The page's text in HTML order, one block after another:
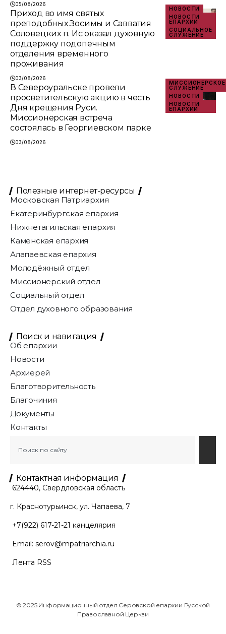
05/08/2026
НОВОСТИ
НОВОСТИ
ЕПАРХИИ
СОЦИАЛЬНОЕ
СЛУЖЕНИЕ
Приход во имя святых
преподобных Зосимы и Савватия
Соловецких п. Ис оказал духовную
поддержку подопечным
отделения временного
проживания
03/08/2026
МИССИОНЕРСКОЕ
СЛУЖЕНИЕ
НОВОСТИ
НОВОСТИ
ЕПАРХИИ
В Североуральске провели
просветительскую акцию в честь
Дня крещения Руси.
Миссионерская встреча
состоялась в Георгиевском парке
03/08/2026
Полезные интернет-ресурсы
Московская Патриархия
Екатеринбургская епархия
Нижнетагильская епархия
Каменская епархия
Алапаевская епархия
Молодёжный отдел
Миссионерский отдел
Социальный отдел
Отдел духовного образования
Поиск и навигация
Об епархии
Новости
Архиерей
Благотворительность
Благочиния
Документы
Контакты
Контактная информация
624440, Свердловская область
г. Краснотурьинск, ул. Чапаева, 7
+7(922) 617-21-21 канцелярия
Email: serov@mpatriarchia.ru
Лента RSS
© 2025 Информационный отдел Серовской епархии Русской
Православной Церкви